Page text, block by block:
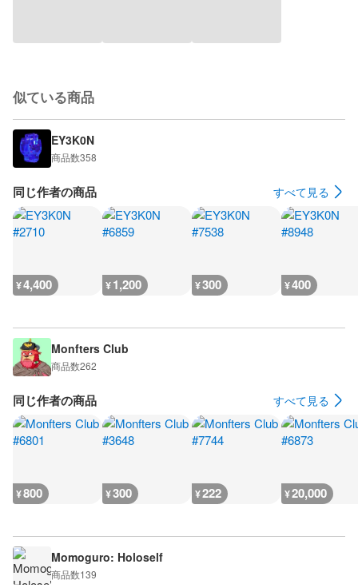
似ている商品
EY3K0N
商品数358
同じ作者の商品 すべて見る
¥4,400 ¥1,200 ¥300 ¥400
Monfters Club
商品数262
同じ作者の商品 すべて見る
¥800 ¥300 ¥222 ¥20,000
Momoguro: Holoself
商品数139